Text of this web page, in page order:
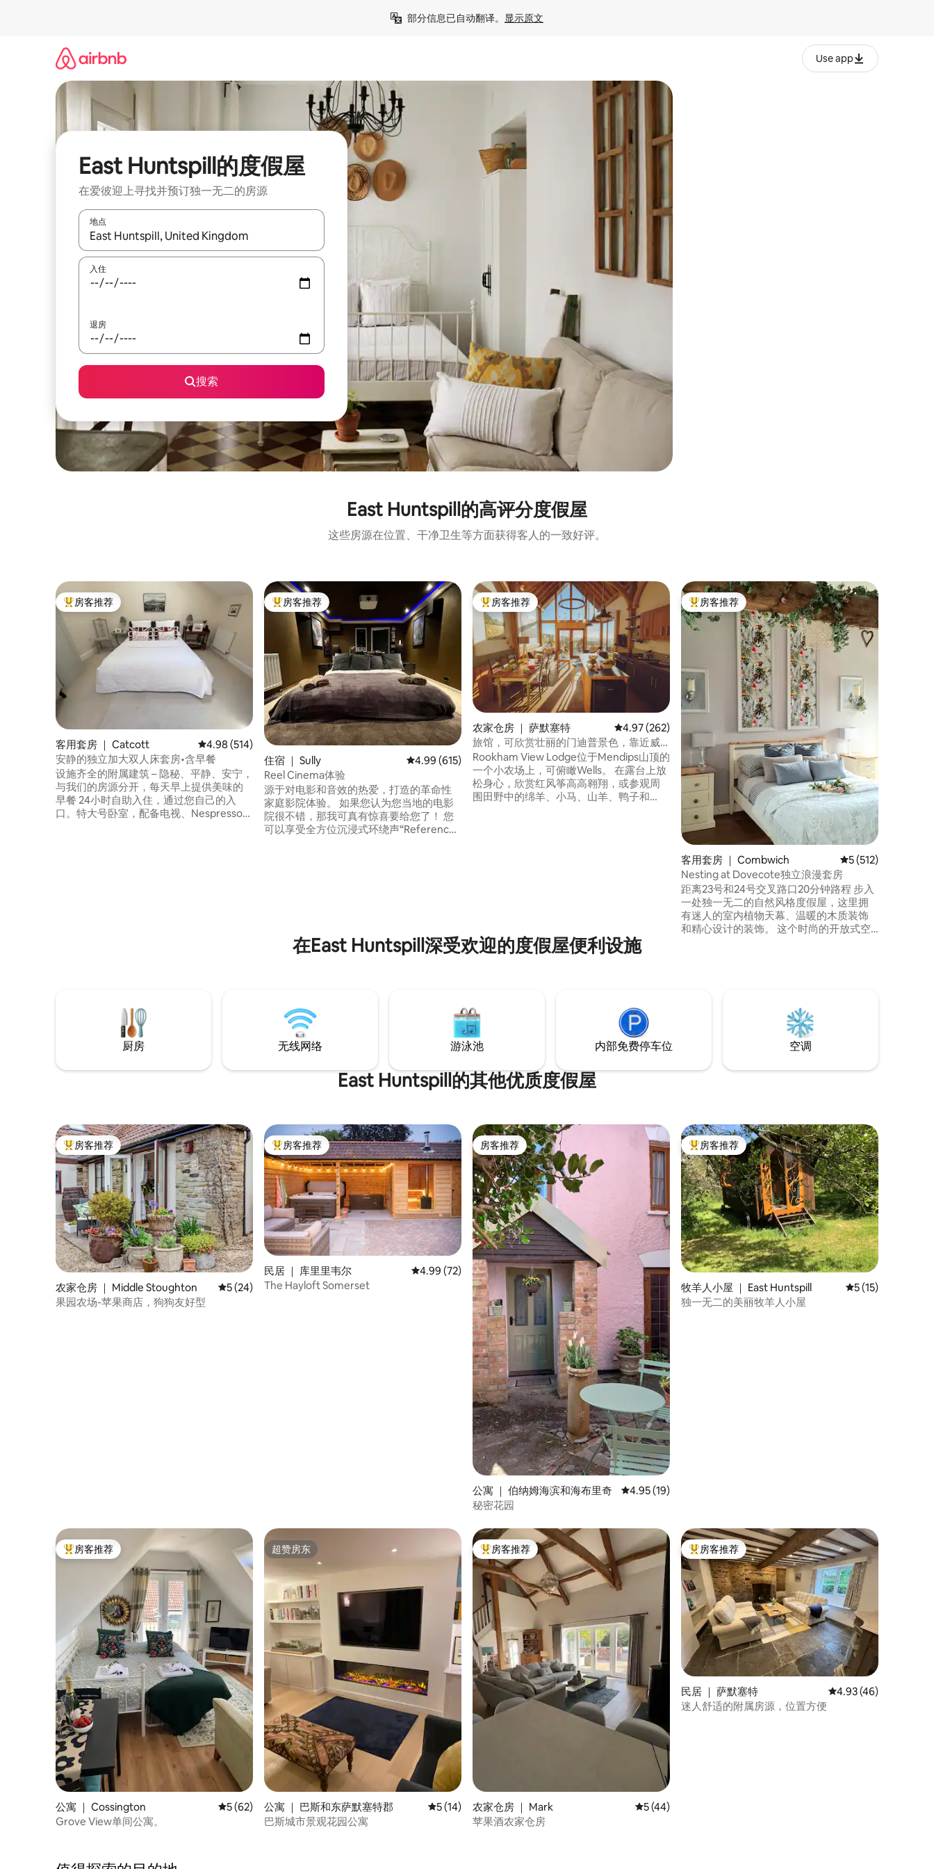
部分信息已自动翻译。 显示原文
Use app
East Huntspill的度假屋
在爱彼迎上寻找并预订独一无二的房源
地点
如有搜索结果，请使用上下方向键查看，或通过点击或滑动手势浏览。
入住
退房
搜索
East Huntspill的高评分度假屋
这些房源在位置、干净卫生等方面获得客人的一致好评。
热门「房客推荐」
房客推荐
客用套房 ｜ Catcott 平均评分 4.98 分（满分 5 分），共 514 条评价
4.98 (514)
安静的独立加大双人床套房•含早餐
设施齐全的附属建筑 – 隐秘、平静、安宁，
与我们的房源分开，每天早上提供美味的
早餐 24小时自助入住，通过您自己的入
口。特大号卧室，配备电视、Nespresso、
热门「房客推荐」
房客推荐
住宿 ｜ Sully 平均评分 4.99 分（满分 5 分），共 615 条评价
4.99 (615)
Reel Cinema体验
源于对电影和音效的热爱，打造的革命性
家庭影院体验。 如果您认为您当地的电影
院很不错，那我可真有惊喜要给您了！ 您
可以享受全方位沉浸式环绕声“Reference”
热门「房客推荐」
房客推荐
农家仓房 ｜ 萨默塞特 平均评分 4.97 分（满分 5 分），共 262 条评价
4.97 (262)
旅馆，可欣赏壮丽的门迪普景色，靠近威
尔斯
Rookham View Lodge位于Mendips山顶的
一个小农场上，可俯瞰Wells。 在露台上放
松身心，欣赏红风筝高高翱翔，或参观周
围田野中的绵羊、小马、山羊、鸭子和
热门「房客推荐」
房客推荐
客用套房 ｜ Combwich 平均评分 5 分（满
5 (512)
Nesting at Dovecote独立浪漫套房
距离23号和24号交叉路口20分钟路程 步入
一处独一无二的自然风格度假屋，这里拥
有迷人的室内植物天幕、温暖的木质装饰
和精心设计的装饰。 这个时尚的开放式空
套房、小厨房、用餐/工作区。
在East Huntspill深受欢迎的度假屋便利设施
厨房 无线网络 游泳池 内部免费停车位 空调
East Huntspill的其他优质度假屋
热门「房客推荐」
房客推荐
农家仓房 ｜ Middle Stoughton 平均评分 5 分（满分 5 分），共 24 条评价
5 (24)
果园农场-苹果商店，狗狗友好型
热门「房客推荐」
房客推荐
民居 ｜ 库里里韦尔 平均评分 4.99 分（满分 5 分），共 72 条评价
4.99 (72)
The Hayloft Somerset
房客推荐
房客推荐
公寓 ｜ 伯纳姆海滨和海布里奇 平均评分 4.95 分（满分 5 分），共 19 条评价
4.95 (19)
秘密花园
热门「房客推荐」
房客推荐
牧羊人小屋 ｜ East Huntspill 平均评分 5 分（满
5 (15)
独一无二的美丽牧羊人小屋
热门「房客推荐」
房客推荐
公寓 ｜ Cossington 平均评分 5 分（满分 5 分），共 62 条评价
5 (62)
Grove View单间公寓。
超赞房东
超赞房东
公寓 ｜ 巴斯和东萨默塞特郡 平均评分 5 分（满分 5 分），共 14 条评价
5 (14)
巴斯城市景观花园公寓
热门「房客推荐」
房客推荐
农家仓房 ｜ Mark 平均评分 5 分（满分 5 分），共 44 条评价
5 (44)
苹果酒农家仓房
热门「房客推荐」
房客推荐
民居 ｜ 萨默塞特 平均评分 4.93 分（满
4.93 (46)
迷人舒适的附属房源，位置方便